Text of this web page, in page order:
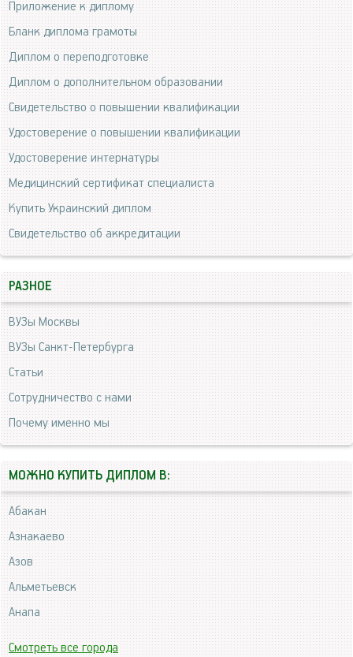
Приложение к диплому
Бланк диплома грамоты
Диплом о переподготовке
Диплом о дополнительном образовании
Свидетельство о повышении квалификации
Удостоверение о повышении квалификации
Удостоверение интернатуры
Медицинский сертификат специалиста
Купить Украинский диплом
Свидетельство об аккредитации
РАЗНОЕ
ВУЗы Москвы
ВУЗы Санкт-Петербурга
Статьи
Сотрудничество с нами
Почему именно мы
МОЖНО КУПИТЬ ДИПЛОМ В:
Абакан
Азнакаево
Азов
Альметьевск
Анапа
Смотреть все города